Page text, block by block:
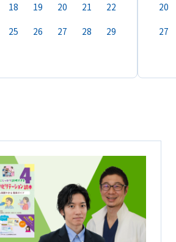
18 19 20 21
22
25 26 27 28
29
20
27